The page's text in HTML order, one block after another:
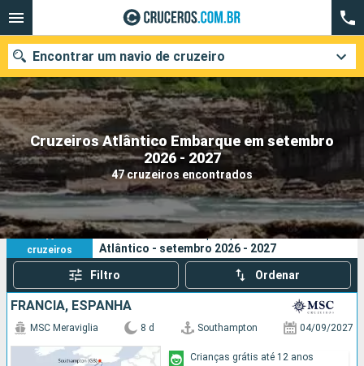
Cruzeiros Atlântico Embarque em setembro
2026 - 2027
47 cruzeiros encontrados
Encontrar um navio de cruzeiro
Quando ir?
Data de partida
Cidades Companhias
Pesquisar
47
cruzeiros
Os seus critérios de pesquisa:
Atlântico - setembro 2026 - 2027
Filtro Ordenar
FRANCIA, ESPANHA
MSC Meraviglia 8 d Southampton 04/09/2027
Crianças grátis até 12 anos